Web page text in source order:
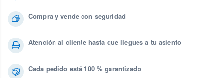
Compra y vende con seguridad
Atención al cliente hasta que llegues a tu asiento
Cada pedido está 100 % garantizado